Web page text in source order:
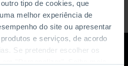
tipo de cookies, que
melhor experiência de
do site ou apresentar
e serviços, de acordo
Se pretender escolher os